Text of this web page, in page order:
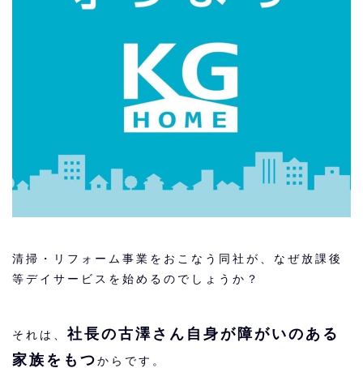
清掃・リフォーム事業をおこなう同社が、なぜ放課後
等デイサービスを始めるのでしょうか？
それは、 社長の古澤さん自身が障がいのある
家族をもつからです。